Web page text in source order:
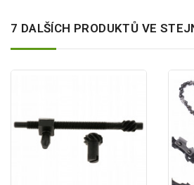
7 DALŠÍCH PRODUKTŮ VE